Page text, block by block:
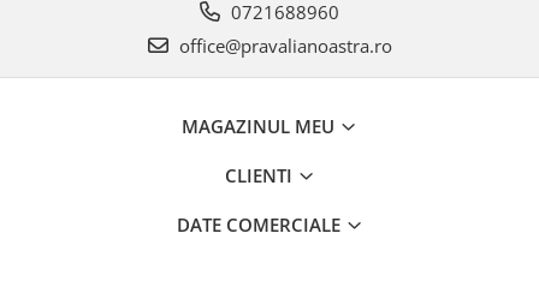
0721688960
office@pravalianoastra.ro
MAGAZINUL MEU
CLIENTI
DATE COMERCIALE